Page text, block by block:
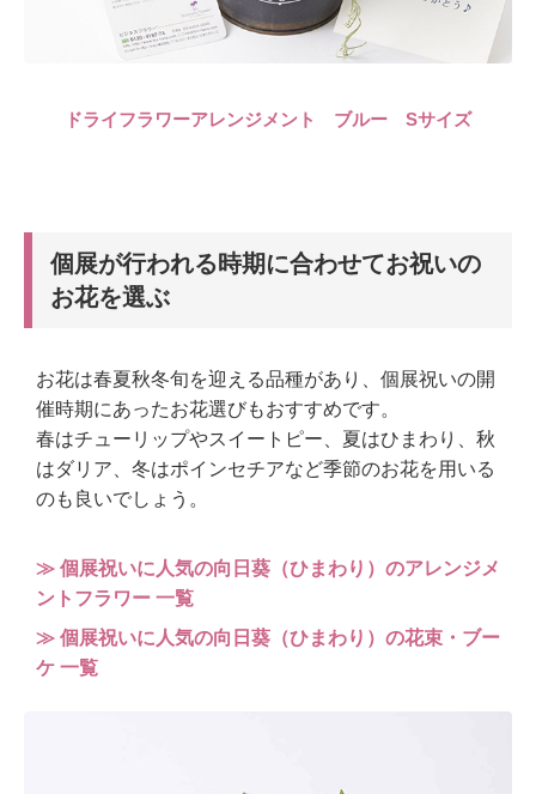
ドライフラワーアレンジメント ブルー Sサイズ
個展が行われる時期に合わせてお祝いの
お花を選ぶ
お花は春夏秋冬旬を迎える品種があり、個展祝いの開
催時期にあったお花選びもおすすめです。
春はチューリップやスイートピー、夏はひまわり、秋
はダリア、冬はポインセチアなど季節のお花を用いる
のも良いでしょう。
≫ 個展祝いに人気の向日葵（ひまわり）のアレンジメ
ントフラワー 一覧
≫ 個展祝いに人気の向日葵（ひまわり）の花束・ブー
ケ 一覧